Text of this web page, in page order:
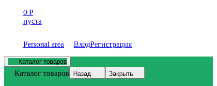
0 Р
пуста
Personal area ВходРегистрация
Каталог товаров
Каталог товаров Назад Закрыть